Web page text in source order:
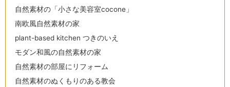
自然素材の「小さな美容室cocone」
南欧風自然素材の家
plant-based kitchen つきのいえ
モダン和風の自然素材の家
自然素材の部屋にリフォーム
自然素材のぬくもりのある教会